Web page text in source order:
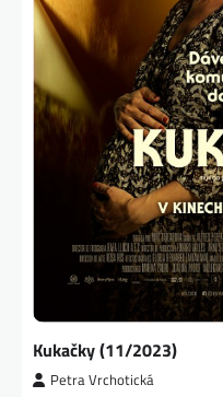
Kukačky (11/2023)
Petra Vrchotická